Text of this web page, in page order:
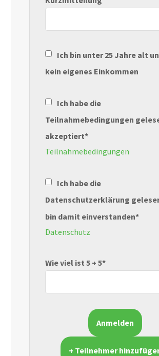
Ich bin unter 25 Jahre alt
kein eigenes Einkommen
Ich habe die
Teilnahmebedingungen
akzeptiert*
Teilnahmebedingungen
Ich habe die
Datenschutzerklärung
bin damit einverstanden*
Datenschutz
Wie viel ist 5 + 5*
+ Teilnehmer